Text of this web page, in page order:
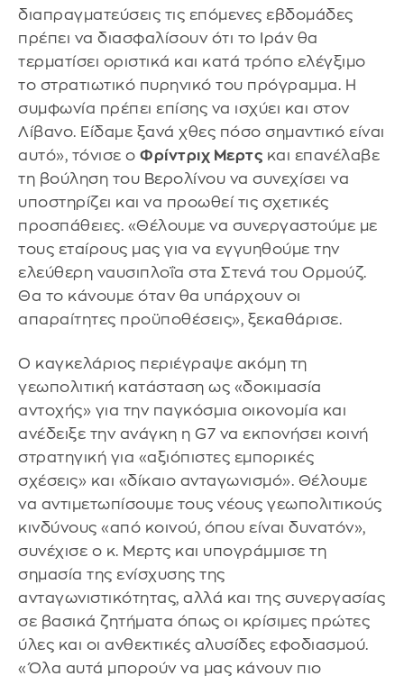
διαπραγματεύσεις τις επόμενες εβδομάδες
πρέπει να διασφαλίσουν ότι το Ιράν θα
τερματίσει οριστικά και κατά τρόπο ελέγξιμο
το στρατιωτικό πυρηνικό του πρόγραμμα. Η
συμφωνία πρέπει επίσης να ισχύει και στον
Λίβανο. Είδαμε ξανά χθες πόσο σημαντικό είναι
αυτό», τόνισε ο Φρίντριχ Μερτς και επανέλαβε
τη βούληση του Βερολίνου να συνεχίσει να
υποστηρίζει και να προωθεί τις σχετικές
προσπάθειες. «Θέλουμε να συνεργαστούμε με
τους εταίρους μας για να εγγυηθούμε την
ελεύθερη ναυσιπλοΐα στα Στενά του Ορμούζ.
Θα το κάνουμε όταν θα υπάρχουν οι
απαραίτητες προϋποθέσεις», ξεκαθάρισε.
Ο καγκελάριος περιέγραψε ακόμη τη
γεωπολιτική κατάσταση ως «δοκιμασία
αντοχής» για την παγκόσμια οικονομία και
ανέδειξε την ανάγκη η G7 να εκπονήσει κοινή
στρατηγική για «αξιόπιστες εμπορικές
σχέσεις» και «δίκαιο ανταγωνισμό». Θέλουμε
να αντιμετωπίσουμε τους νέους γεωπολιτικούς
κινδύνους «από κοινού, όπου είναι δυνατόν»,
συνέχισε ο κ. Μερτς και υπογράμμισε τη
σημασία της ενίσχυσης της
ανταγωνιστικότητας, αλλά και της συνεργασίας
σε βασικά ζητήματα όπως οι κρίσιμες πρώτες
ύλες και οι ανθεκτικές αλυσίδες εφοδιασμού.
«Όλα αυτά μπορούν να μας κάνουν πιο